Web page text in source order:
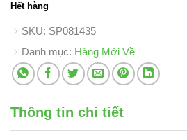
Hết hàng
SKU: SP081435
Danh mục: Hàng Mới Về
Thông tin chi tiết